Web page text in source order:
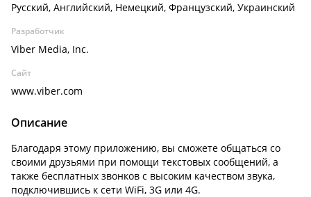
Русский, Английский, Немецкий, Французский, Украинский
Разработчик
Viber Media, Inc.
Сайт
www.viber.com
Описание
Благодаря этому приложению, вы сможете общаться со
своими друзьями при помощи текстовых сообщений, а
также бесплатных звонков с высоким качеством звука,
подключившись к сети WiFi, 3G или 4G.